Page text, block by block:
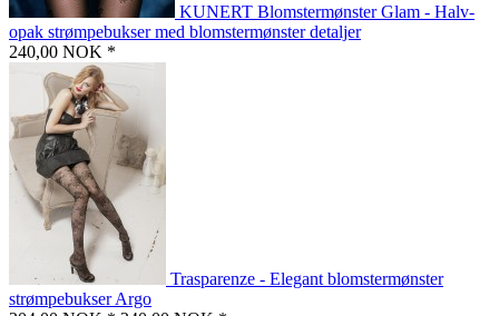
KUNERT Blomstermønster Glam - Halv-
opak strømpebukser med blomstermønster detaljer
240,00 NOK *
Trasparenze - Elegant blomstermønster
strømpebukser Argo